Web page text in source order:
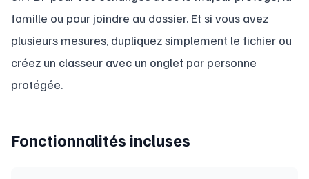
famille ou pour joindre au dossier. Et si vous avez
plusieurs mesures, dupliquez simplement le fichier ou
créez un classeur avec un onglet par personne
protégée.
Fonctionnalités incluses